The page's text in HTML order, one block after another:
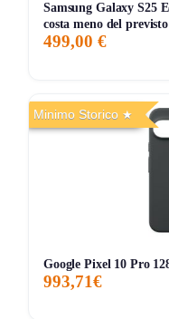
Samsung Galaxy S25
costa meno del previsto
499,00 €
Minimo Storico
Google Pixel 10 Pro
993,71€